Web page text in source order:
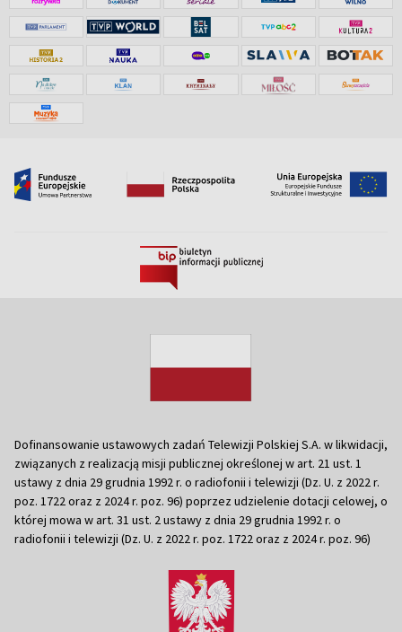
Dofinansowanie ustawowych zadań Telewizji Polskiej S.A. w likwidacji,
związanych z realizacją misji publicznej określonej w art. 21 ust. 1
ustawy z dnia 29 grudnia 1992 r. o radiofonii i telewizji (Dz. U. z 2022 r.
poz. 1722 oraz z 2024 r. poz. 96) poprzez udzielenie dotacji celowej, o
której mowa w art. 31 ust. 2 ustawy z dnia 29 grudnia 1992 r. o
radiofonii i telewizji (Dz. U. z 2022 r. poz. 1722 oraz z 2024 r. poz. 96)